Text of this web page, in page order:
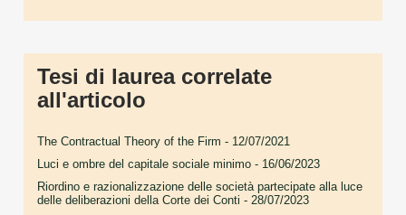
Tesi di laurea correlate
all'articolo
The Contractual Theory of the Firm - 12/07/2021
Luci e ombre del capitale sociale minimo - 16/06/2023
Riordino e razionalizzazione delle società partecipate alla luce
delle deliberazioni della Corte dei Conti - 28/07/2023